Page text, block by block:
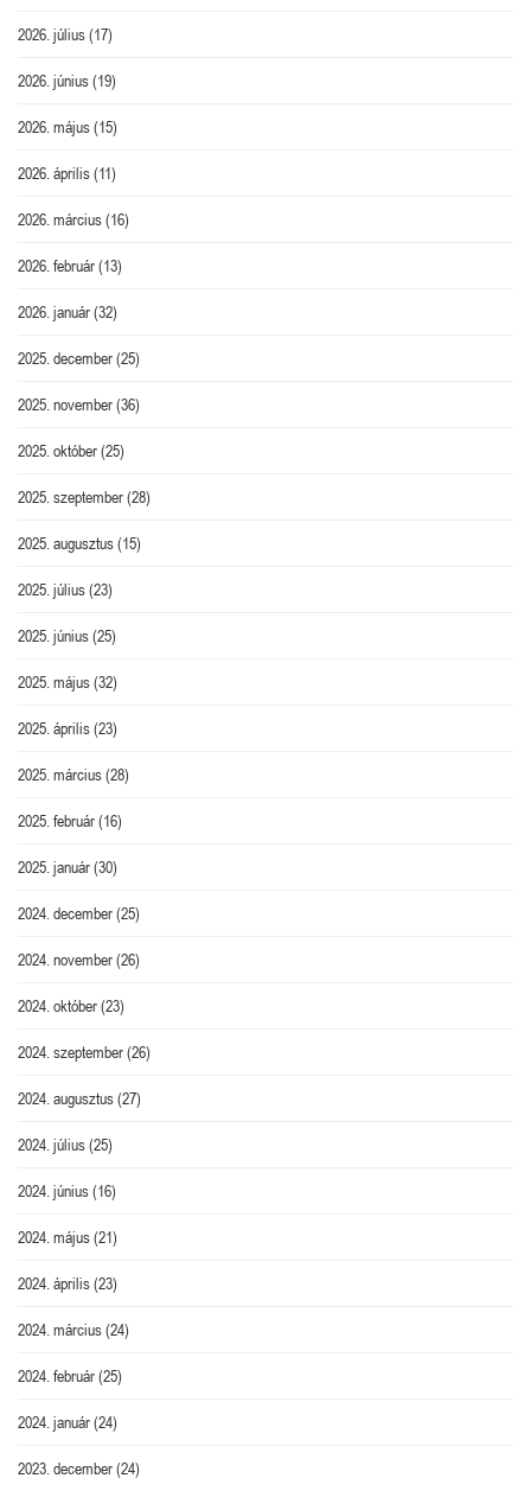
2026. július(17)
2026. június(19)
2026. május(15)
2026. április(11)
2026. március(16)
2026. február(13)
2026. január(32)
2025. december(25)
2025. november(36)
2025. október(25)
2025. szeptember(28)
2025. augusztus(15)
2025. július(23)
2025. június(25)
2025. május(32)
2025. április(23)
2025. március(28)
2025. február(16)
2025. január(30)
2024. december(25)
2024. november(26)
2024. október(23)
2024. szeptember(26)
2024. augusztus(27)
2024. július(25)
2024. június(16)
2024. május(21)
2024. április(23)
2024. március(24)
2024. február(25)
2024. január(24)
2023. december(24)